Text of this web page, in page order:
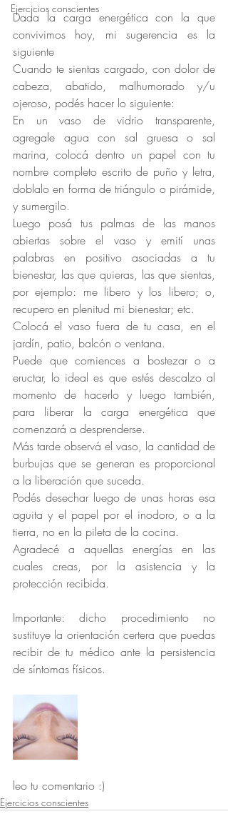
Ejercicios conscientes
Dada la carga energética con la que
convivimos hoy, mi sugerencia es la
siguiente
Cuando te sientas cargado, con dolor de
cabeza, abatido, malhumorado y/u
ojeroso, podés hacer lo siguiente:
En un vaso de vidrio transparente,
agregale agua con sal gruesa o sal
marina, colocá dentro un papel con tu
nombre completo escrito de puño y letra,
doblalo en forma de triángulo o pirámide,
y sumergilo.
Luego posá tus palmas de las manos
abiertas sobre el vaso y emití unas
palabras en positivo asociadas a tu
bienestar, las que quieras, las que sientas,
por ejemplo: me libero y los libero; o,
recupero en plenitud mi bienestar; etc.
Colocá el vaso fuera de tu casa, en el
jardín, patio, balcón o ventana.
Puede que comiences a bostezar o a
eructar, lo ideal es que estés descalzo al
momento de hacerlo y luego también,
para liberar la carga energética que
comenzará a desprenderse.
Más tarde observá el vaso, la cantidad de
burbujas que se generan es proporcional
a la liberación que suceda.
Podés desechar luego de unas horas esa
aguita y el papel por el inodoro, o a la
tierra, no en la pileta de la cocina.
Agradecé a aquellas energías en las
cuales creas, por la asistencia y la
protección recibida.
Importante: dicho procedimiento no
sustituye la orientación certera que puedas
recibir de tu médico ante la persistencia
de síntomas físicos.
leo tu comentario :)
Ejercicios conscientes